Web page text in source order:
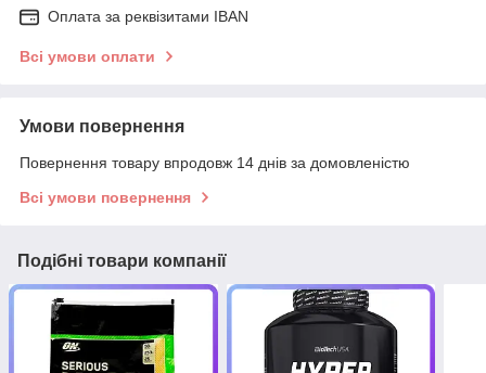
Оплата за реквізитами IBAN
Всі умови оплати
Умови повернення
Повернення товару впродовж 14 днів за домовленістю
Всі умови повернення
Подібні товари компанії